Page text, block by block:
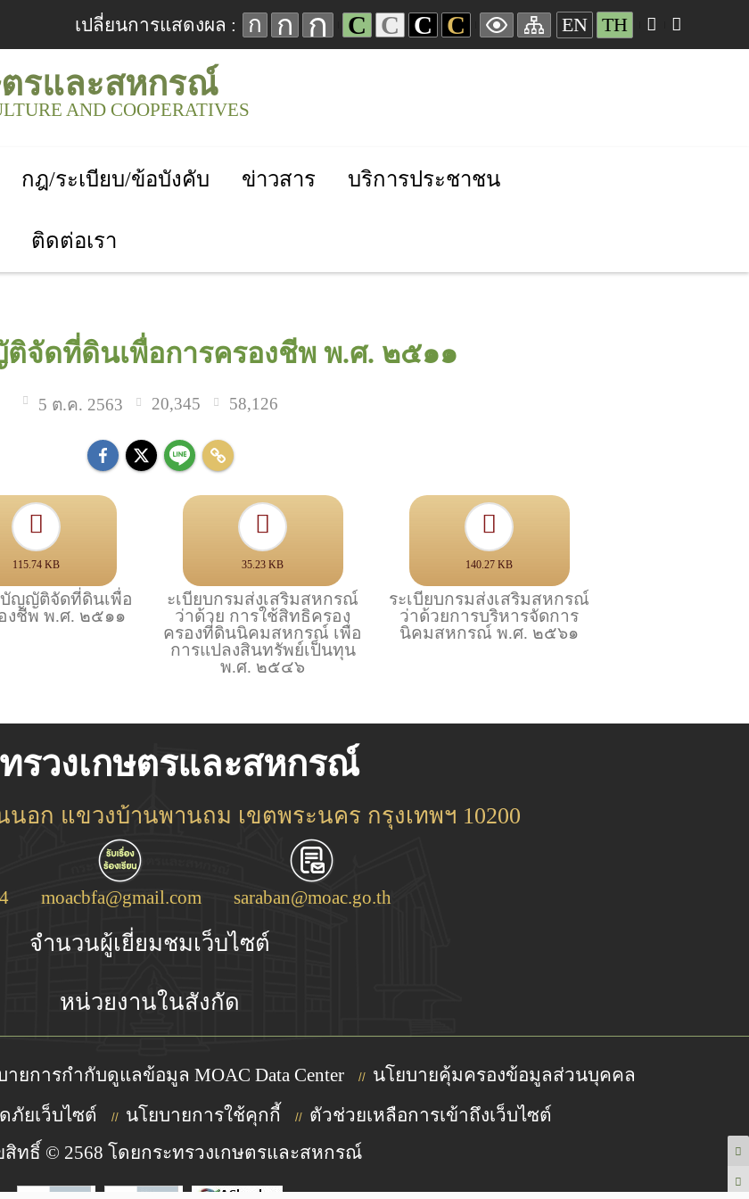
เปลี่ยนการแสดงผล : ก ก ก C C C C EN TH
ตรและสหกรณ์
AND COOPERATIVES
กฎ/ระเบียบ/ข้อบังคับ ข่าวสาร บริการประชาชน
ติดต่อเรา
จัดที่ดินเพื่อการครองชีพ พ.ศ. ๒๕๑๑
5 ต.ค. 2563 20,345 58,126
115.74 KB
ญญัติจัดที่ดินเพื่อ
งชีพ พ.ศ. ๒๕๑๑
35.23 KB
ะเบียบกรมส่งเสริมสหกรณ์
ว่าด้วย การใช้สิทธิครอง
ครองที่ดินนิคมสหกรณ์ เพื่อ
การแปลงสินทรัพย์เป็นทุน
พ.ศ. ๒๕๔๖
140.27 KB
ระเบียบกรมส่งเสริมสหกรณ์
ว่าด้วยการบริหารจัดการ
นิคมสหกรณ์ พ.ศ. ๒๕๖๑
รวงเกษตรและสหกรณ์
อก แขวงบ้านพานถม เขตพระนคร กรุงเทพฯ 10200
moacbfa@gmail.com saraban@moac.go.th
จำนวนผู้เยี่ยมชมเว็บไซต์
หน่วยงานในสังกัด
ายการกำกับดูแลข้อมูล MOAC Data Center // นโยบายคุ้มครองข้อมูลส่วนบุคคล
ภัยเว็บไซต์ // นโยบายการใช้คุกกี้ // ตัวช่วยเหลือการเข้าถึงเว็บไซต์
ทธิ์ © 2568 โดยกระทรวงเกษตรและสหกรณ์